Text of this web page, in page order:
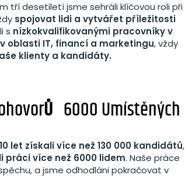
tří desetiletí jsme sehráli klíčovou roli při
spojovat lidi a vytvářet příležitosti
s nízkokvalifikovanými pracovníky v
oblasti IT, financí a marketingu, vždy
klienty a kandidáty.
Ů 6000 Umístěných
10 let získali více než 130 000 kandidátů,
práci více než 6000 lidem. Naše práce
a jsme odhodláni pokračovat v